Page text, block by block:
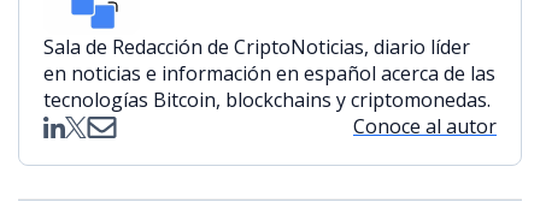
Sala de Redacción de CriptoNoticias, diario líder
en noticias e información en español acerca de las
tecnologías Bitcoin, blockchains y criptomonedas.
Conoce al autor